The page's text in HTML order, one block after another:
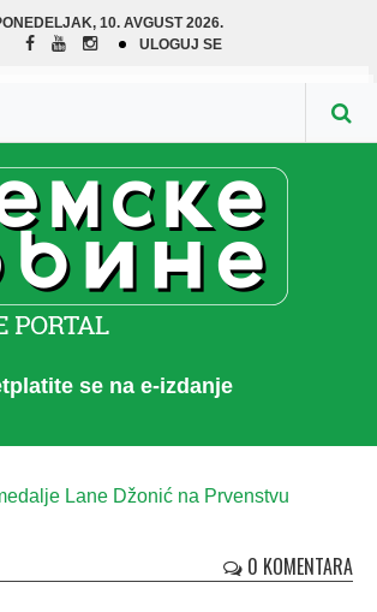
10. AVGUST 2026.
ULOGUJ SE
se na e-izdanje
0 KOMENTARA